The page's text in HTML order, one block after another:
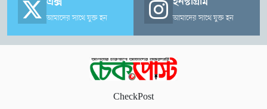
আমাদের সাথে যুক্ত হন আমাদের সাথে যুক্ত হন
CheckPost